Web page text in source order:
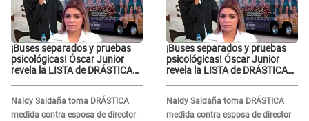
¡Buses separados y pruebas
psicológicas! Óscar Junior
revela la LISTA de DRÁSTICAS
en 'La Bella Luz' tras caso
Naldy Saldaña
Naldy Saldaña toma DRÁSTICA
medida contra esposa de director
¡Buses separados y pruebas
psicológicas! Óscar Junior
revela la LISTA de DRÁSTICAS
en 'La Bella Luz' tras caso
Naldy Saldaña
Naldy Saldaña toma DRÁSTICA
medida contra esposa de director